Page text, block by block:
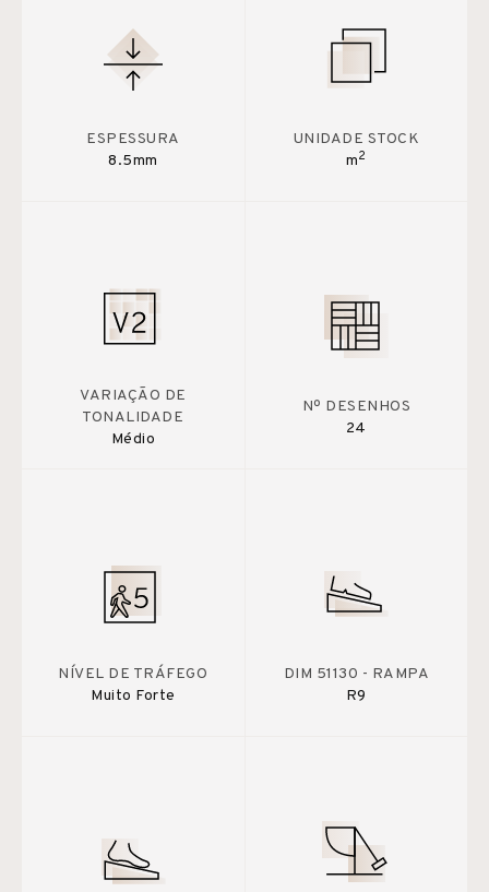
ESPESSURA
8.5mm
UNIDADE STOCK
m2
VARIAÇÃO DE
TONALIDADE
Médio
Nº DESENHOS
24
NÍVEL DE TRÁFEGO
Muito Forte
DIM 51130 - RAMPA
R9